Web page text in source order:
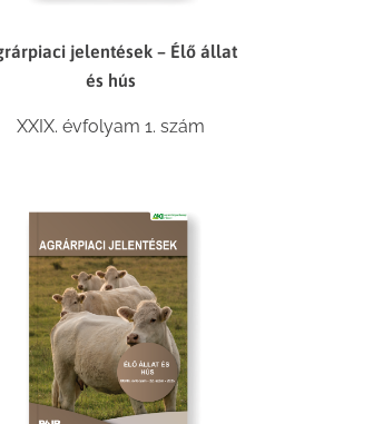
jelentések – Élő állat
és hús
XXIX. évfolyam 1. szám